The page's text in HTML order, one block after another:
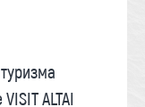
ALTAI